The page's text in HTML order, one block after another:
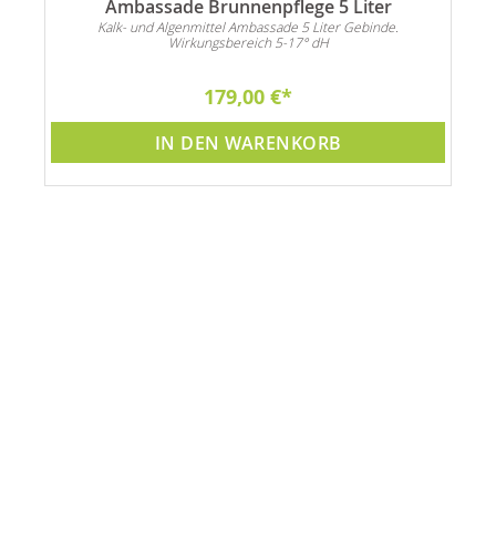
Ambassade Brunnenpflege 5 Liter
Kalk- und Algenmittel Ambassade 5 Liter Gebinde.
Wirkungsbereich 5-17° dH
179,00 €
IN DEN WARENKORB